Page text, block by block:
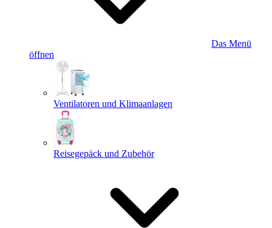
Das Menü
öffnen
Ventilatoren und Klimaanlagen
Reisegepäck und Zubehör